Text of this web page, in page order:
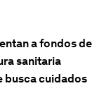
a fondos de
sanitaria
busca cuidados